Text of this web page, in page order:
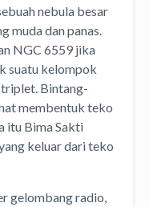
nebula besar
muda dan panas.
NGC 6559 jika
suatu kelompok
Bintang-
membentuk teko
itu Bima Sakti
keluar dari teko
gelombang radio,